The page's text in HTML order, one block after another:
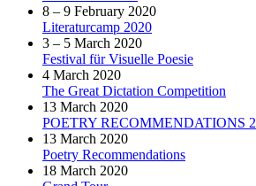
8 – 9 February 2020
Literaturcamp 2020
3 – 5 March 2020
Festival für Visuelle Poesie
4 March 2020
The Great Dictation Competition
13 March 2020
POETRY RECOMMENDATIONS
13 March 2020
Poetry Recommendations
18 March 2020